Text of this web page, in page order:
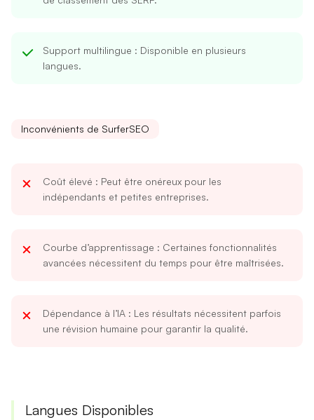
Support multilingue : Disponible en plusieurs
langues.
Inconvénients de SurferSEO
Coût élevé : Peut être onéreux pour les
indépendants et petites entreprises.
Courbe d’apprentissage : Certaines fonctionnalités
avancées nécessitent du temps pour être maîtrisées.
Dépendance à l’IA : Les résultats nécessitent parfois
une révision humaine pour garantir la qualité.
Langues Disponibles